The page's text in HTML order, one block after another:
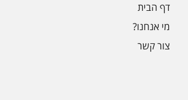
דף הבית
מי אנחנו?
צור קשר